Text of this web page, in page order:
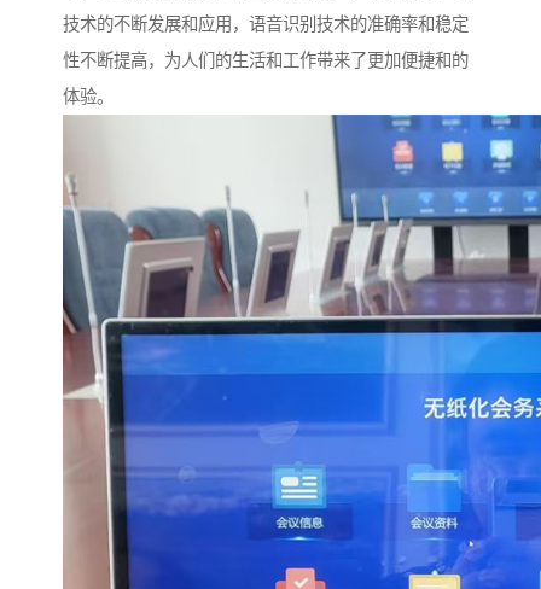
技术的不断发展和应用，语音识别技术的准确率和稳定
性不断提高，为人们的生活和工作带来了更加便捷和的
体验。